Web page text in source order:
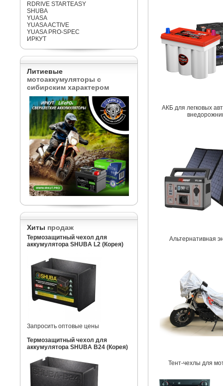
RDRIVE STARTEASY
SHUBA
YUASA
YUASA ACTIVE
YUASA PRO-SPEC
ИРКУТ
Литиевые
мотоаккумуляторы с
сибирским характером
Хиты продаж
Термозащитный чехол для
аккумулятора SHUBA L2 (Корея)
Запросить оптовые цены
Термозащитный чехол для
аккумулятора SHUBA B24 (Корея)
АКБ для легковых
Альтернативная
Тент-чехлы для